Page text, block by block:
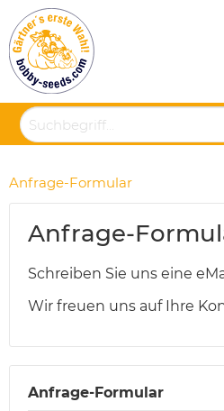
Anfrage-Formular
Anfrage-
Schreiben Sie uns eine
Wir freuen uns auf Ihre
Anfrage-Formular